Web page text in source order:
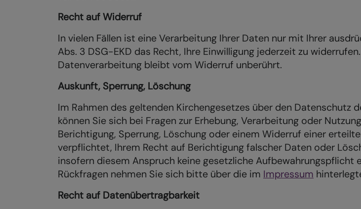
Recht auf Widerruf
In vielen Fällen ist eine Verarbeitung Ihrer Daten nur mit Ihrer
Abs. 3 DSG-EKD das Recht, Ihre Einwilligung jederzeit zu
Datenverarbeitung bleibt vom Widerruf unberührt.
Auskunft, Sperrung, Löschung
Im Rahmen des geltenden Kirchengesetzes über den Datenschutz
können Sie sich bei Fragen zur Erhebung, Verarbeitung oder
Berichtigung, Sperrung, Löschung oder einem Widerruf einer
verpflichtet, Ihrem Recht auf Berichtigung falscher Daten oder
insofern diesem Anspruch keine gesetzliche Aufbewahrungspflicht
Rückfragen nehmen Sie sich bitte über die im Impressum
Recht auf Datenübertragbarkeit